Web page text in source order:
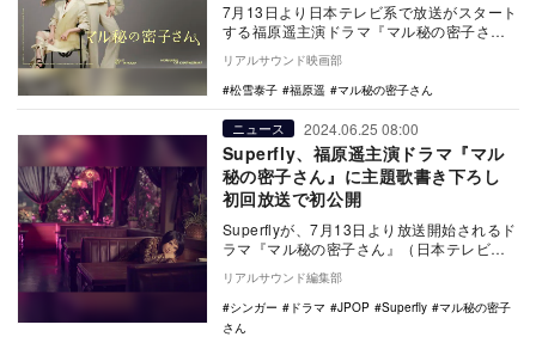
7月13日より日本テレビ系で放送がスタート
する福原遥主演ドラマ『マル秘の密子さ
ん』のメインビジュアルが公開された。
福原が本…
リアルサウンド映画部
松雪泰子
福原遥 マル秘の密子さん
ニュース 2024.06.25 08:00
Superfly、福原遥主演ドラマ『マル
秘の密子さん』に主題歌書き下ろし
初回放送で初公開
Superflyが、7月13日より放送開始されるド
ラマ『マル秘の密子さん』（日本テレビ
系）に主題歌を書き下ろすことが決定し
た。 …
リアルサウンド編集部
シンガー
ドラマ JPOP Superfly
マル秘の密子
さん